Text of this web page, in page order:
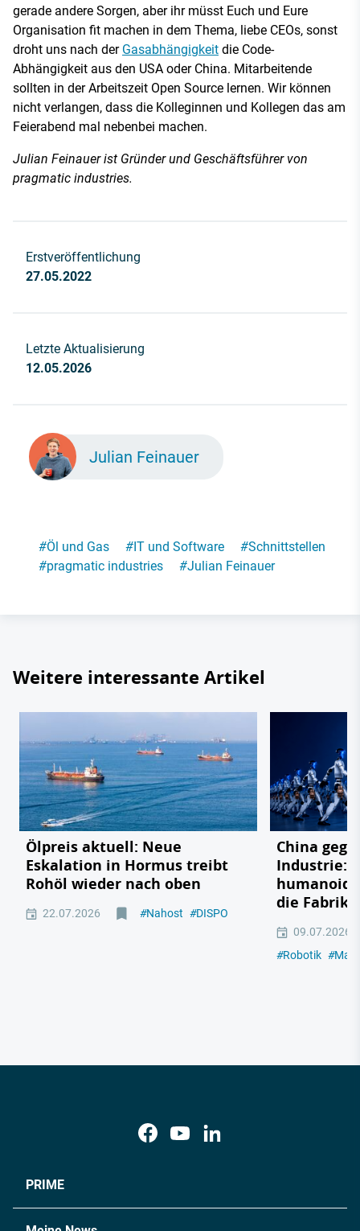
gerade andere Sorgen, aber ihr müsst Euch und Eure
Organisation fit machen in dem Thema, liebe CEOs, sonst
droht uns nach der Gasabhängigkeit die Code-
Abhängigkeit aus den USA oder China. Mitarbeitende
sollten in der Arbeitszeit Open Source lernen. Wir können
nicht verlangen, dass die Kolleginnen und Kollegen das am
Feierabend mal nebenbei machen.
Julian Feinauer ist Gründer und Geschäftsführer von
pragmatic industries.
Erstveröffentlichung
27.05.2022
Letzte Aktualisierung
12.05.2026
Julian Feinauer
#Öl und Gas #IT und Software #Schnittstellen
#pragmatic industries #Julian Feinauer
Weitere interessante Artikel
Ölpreis aktuell: Neue
Eskalation in Hormus treibt
Rohöl wieder nach oben
22.07.2026 #Nahost #DISPO
China
Industrie:
die Fabrik
09.07.2026
#Robotik #
PRIME